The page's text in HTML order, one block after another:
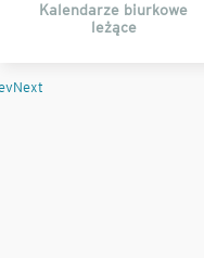
Kalendarze biurkowe
leżące
Next